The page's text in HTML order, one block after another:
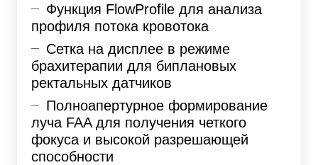
Функция FlowProfile для анализа
профиля потока кровотока
Сетка на дисплее в режиме
брахитерапии для биплановых
ректальных датчиков
Полноапертурное формирование
луча FAA для получения четкого
фокуса и высокой разрешающей
способности